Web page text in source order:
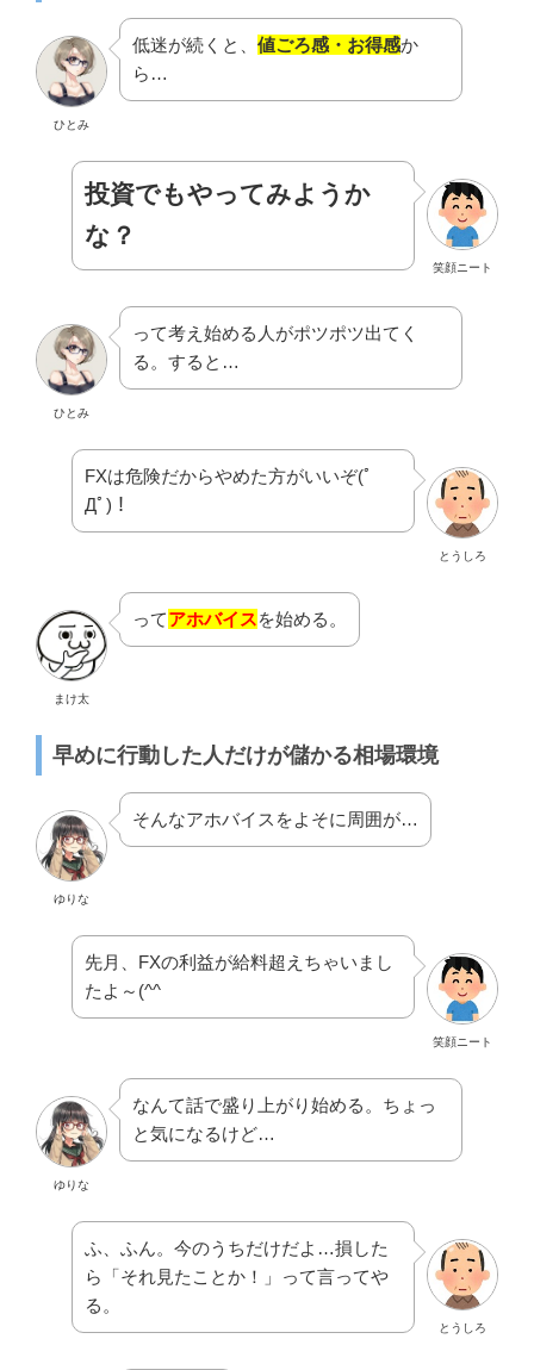
ひとみ
低迷が続くと、 値ごろ感・お得感か
ら…
笑顔ニート
投資でもやってみようか
な？
ひとみ
って考え始める人がポツポツ出てく
る。すると…
とうしろ
FXは危険だからやめた方がいいぞ(ﾟ
Дﾟ)！
まけ太
ってアホバイスを始める。
早めに行動した人だけが儲かる相場環境
ゆりな
そんなアホバイスをよそに周囲が…
笑顔ニート
先月、FXの利益が給料超えちゃいまし
たよ～(^^ゞ
ゆりな
なんて話で盛り上がり始める。ちょっ
と気になるけど…
とうしろ
ふ、ふん。今のうちだけだよ…損した
ら「それ見たことか！」って言ってや
る。